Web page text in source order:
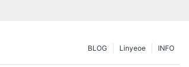
INFO
Linyeoe
BLOG